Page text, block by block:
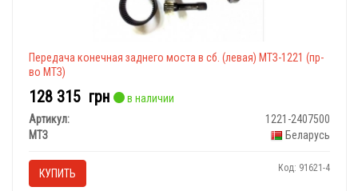
Передача конечная заднего моста в сб. (левая) МТЗ-1221 (пр-
во МТЗ)
128 315 грн
в наличии
Артикул:
1221-2407500
МТЗ
Беларусь
КУПИТЬ Код: 91621-4